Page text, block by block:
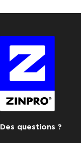
Des questions ?